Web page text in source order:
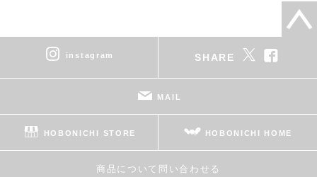
instagram SHARE
MAIL
HOBONICHI STORE HOBONICHI HOME
商品について問い合わせる